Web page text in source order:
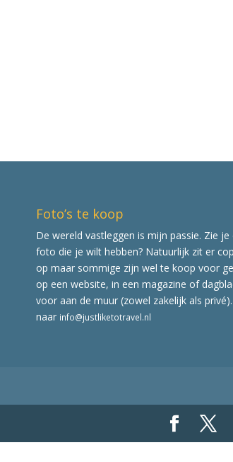
Foto’s te koop
De wereld vastleggen is mijn passie. Zie je
foto die je wilt hebben? Natuurlijk zit er
op maar sommige zijn wel te koop voor
op een website, in een magazine of
voor aan de muur (zowel zakelijk als
naar info@justliketotravel.nl